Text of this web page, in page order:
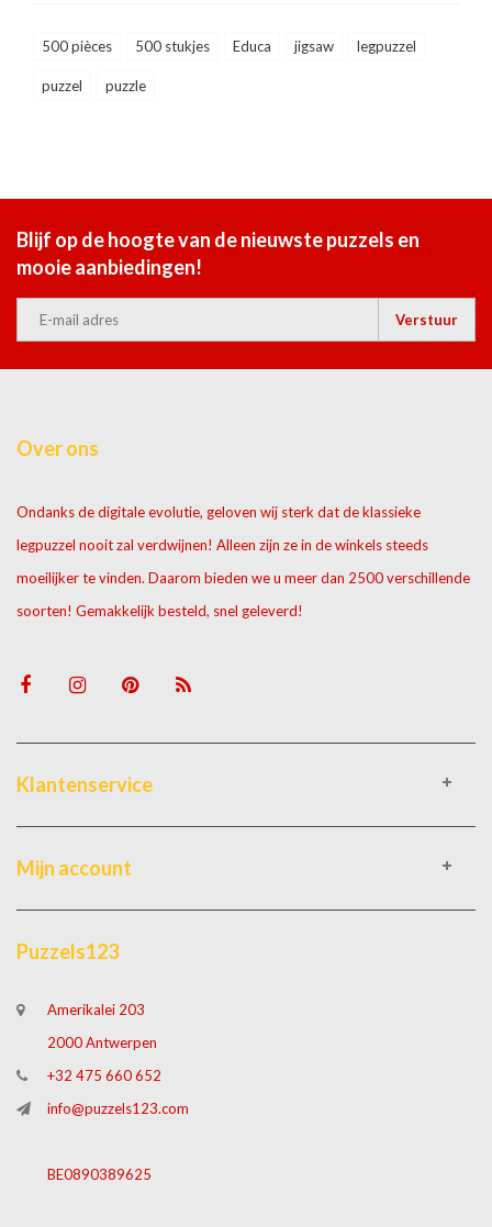
500 pièces 500 stukjes Educa jigsaw legpuzzel
puzzel puzzle
Blijf op de hoogte van de nieuwste puzzels en
mooie aanbiedingen!
Verstuur
Over ons
Ondanks de digitale evolutie, geloven wij sterk dat de klassieke
legpuzzel nooit zal verdwijnen! Alleen zijn ze in de winkels steeds
moeilijker te vinden. Daarom bieden we u meer dan 2500 verschillende
soorten! Gemakkelijk besteld, snel geleverd!
Klantenservice
Mijn account
Puzzels123
Amerikalei 203
2000 Antwerpen
+32 475 660 652
info@puzzels123.com
BE0890389625